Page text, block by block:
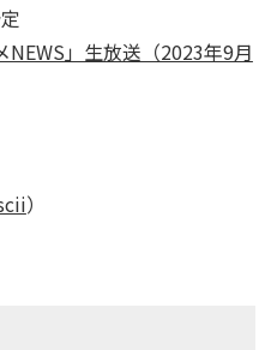
NEWS」生放送（2023年9月
）